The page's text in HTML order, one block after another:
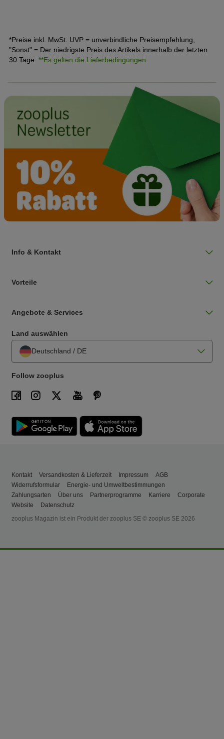
*Preise inkl. MwSt. UVP = unverbindliche Preisempfehlung,
"Sonst" = Der niedrigste Preis des Artikels innerhalb der letzten
30 Tage. **Es gelten die Lieferbedingungen
Info & Kontakt
Vorteile
Angebote & Services
Land auswählen
Deutschland / DE
Follow zooplus
Kontakt Versandkosten & Lieferzeit Impressum
AGB
Widerrufsformular
Energie- und Umweltbestimmungen
Zahlungsarten
Über uns Partnerprogramme Karriere
Corporate
Website
Datenschutz
zooplus Magazin ist ein Produkt der zooplus SE © zooplus SE 2026